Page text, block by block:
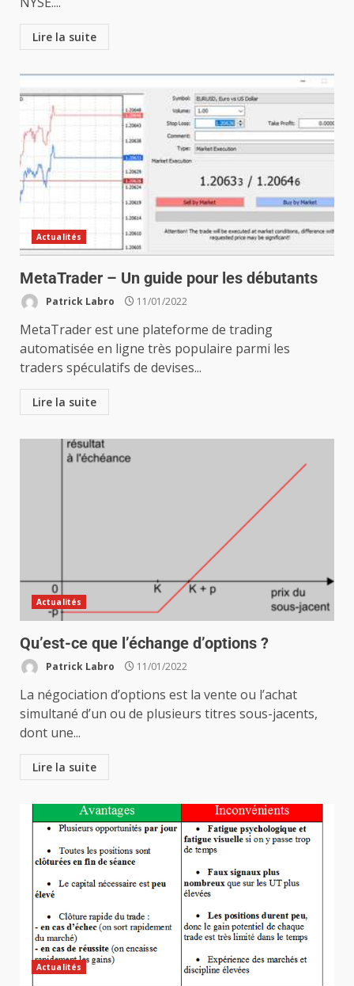
Lire la suite
Actualités
MetaTrader – Un guide pour les débutants
Patrick Labro 11/01/2022
MetaTrader est une plateforme de trading
automatisée en ligne très populaire parmi les
traders spéculatifs de devises...
Lire la suite
Actualités
Qu’est-ce que l’échange d’options ?
Patrick Labro 11/01/2022
La négociation d’options est la vente ou l’achat
simultané d’un ou de plusieurs titres sous-jacents,
dont une...
Lire la suite
Actualités